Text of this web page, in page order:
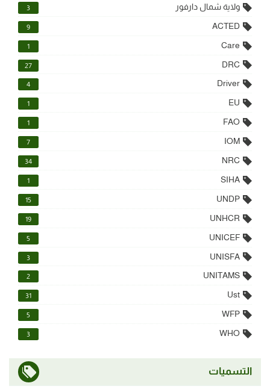
ولاية شمال دارفور 3
ACTED
9
Care
1
DRC
27
Driver
4
EU
1
FAO
1
IOM
7
NRC
34
SIHA
1
UNDP
15
UNHCR
19
UNICEF
5
UNISFA
3
UNITAMS
2
Ust
31
WFP
5
WHO
3
التسميات